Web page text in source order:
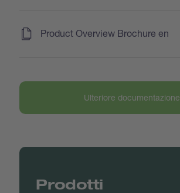
Product Overview Brochure en
Ulteriore documentazione
Prodotti